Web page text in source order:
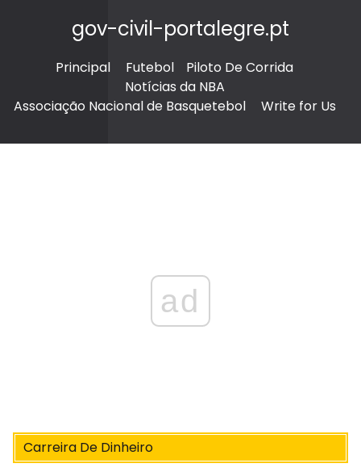
gov-civil-portalegre.pt
Principal Futebol
Piloto De Corrida
Notícias da NBA
Associação Nacional de Basquetebol
Write for Us
ad
Carreira De Dinheiro